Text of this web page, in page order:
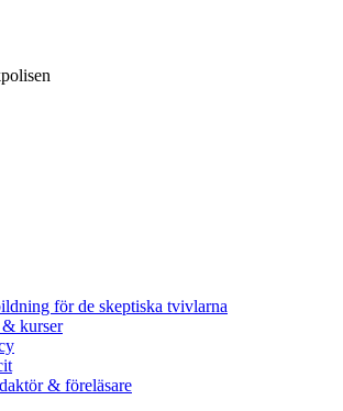
för de skeptiska tvivlarna
kurser
& föreläsare